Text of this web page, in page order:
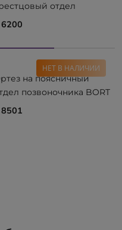
отдел
PUSH CARE
НЕТ В НАЛИЧИИ
на поясничный
позвоночника BORT
увеличенный